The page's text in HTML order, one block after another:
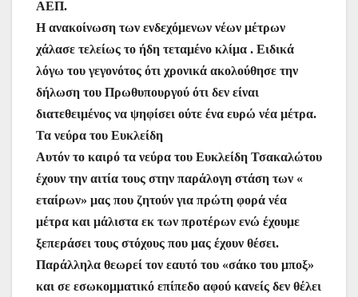
ΑΕΠ.
Η ανακοίνωση των ενδεχόμενων νέων μέτρων
χάλασε τελείως το ήδη τεταμένο κλίμα . Ειδικά
λόγω του γεγονότος ότι χρονικά ακολούθησε την
δήλωση του Πρωθυπουργού ότι δεν είναι
διατεθειμένος να ψηφίσει ούτε ένα ευρώ νέα μέτρα.
Τα νεύρα του Ευκλείδη
Αυτόν το καιρό τα νεύρα του Ευκλείδη Τσακαλώτου
έχουν την αιτία τους στην παράλογη στάση των «
εταίρων» μας που ζητούν για πρώτη φορά νέα
μέτρα και μάλιστα εκ των προτέρων ενώ έχουμε
ξεπεράσει τους στόχους που μας έχουν θέσει.
Παράλληλα θεωρεί τον εαυτό του «σάκο του μποξ»
και σε εσωκομματικό επίπεδο αφού κανείς δεν θέλει